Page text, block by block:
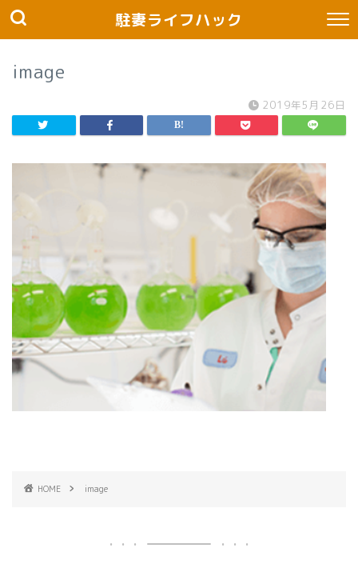
駐妻ライフハック
image
2019年5月26日
HOME image